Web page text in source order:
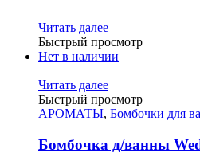
Читать далее
Быстрый просмотр
Нет в наличии
Читать далее
Быстрый просмотр
АРОМАТЫ, Бомбочки для
Бомбочка д/ванны